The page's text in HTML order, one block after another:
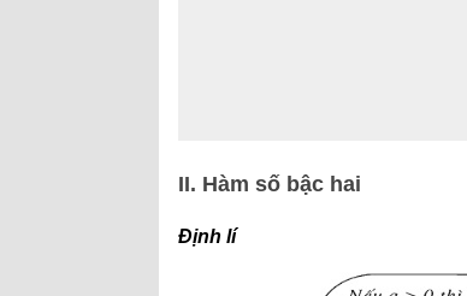
II. Hàm số bậc hai
Định lí